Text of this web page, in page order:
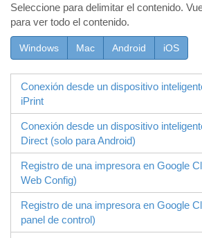
Seleccione para delimitar el contenido.
para ver todo el contenido.
Windows Mac Android iOS
Conexión desde un dispositivo
iPrint
Conexión desde un dispositivo
Direct (solo paraAndroid)
Registro de una impresora en Google
Web Config)
Registro de una impresora en Google
panel de control)